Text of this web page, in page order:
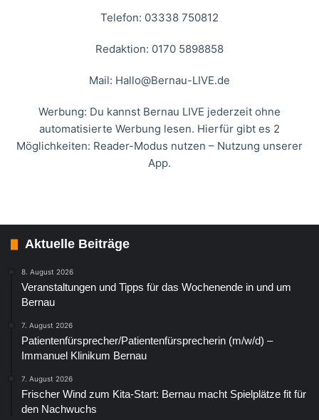
Telefon: 03338 750812
Redaktion: 0170 5898858
Mail: Hallo@Bernau-LIVE.de
Werbung: Du kannst Bernau LIVE jederzeit ohne
automatisierte Werbung lesen. Hierfür gibt es 2
Möglichkeiten: Reader-Modus nutzen – Nutzung unserer
App.
Aktuelle Beiträge
8. August 2026
Veranstaltungen und Tipps für das Wochenende in und um
Bernau
7. August 2026
Patientenfürsprecher/Patientenfürsprecherin (m/w/d) –
Immanuel Klinikum Bernau
7. August 2026
Frischer Wind zum Kita-Start: Bernau macht Spielplätze fit für
den Nachwuchs